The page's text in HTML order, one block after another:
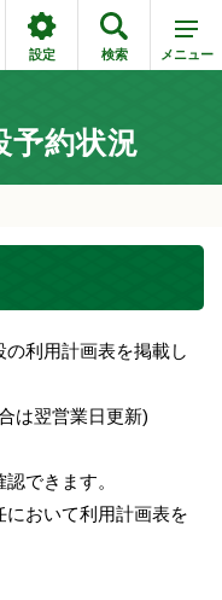
設定 検索 メニュー
予約状況
利用計画表を掲載し
は翌営業日更新)
できます。
おいて利用計画表を